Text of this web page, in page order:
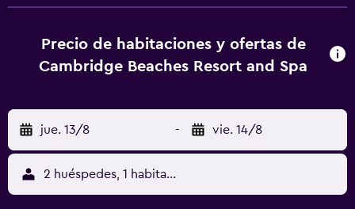
vestidas con sábanas de algodón egipcio y ropa de cama
de alta calidad. Se ofrece una televisión de pantalla plana
higiene personal gratuitos. Este complejo en Parroquia
administrativa de Sandys ofrece acceso a Internet por
cable gratuito. Los servicios para las personas de
negocios incluyen escritorio y teléfono. Las habitaciones
también incluyen secador de pelo y tabla de planchar con
Precio de habitaciones y ofertas de
Cambridge Beaches Resort and Spa
jue. 13/8 - vie. 14/8
2 huéspedes, 1 habitación